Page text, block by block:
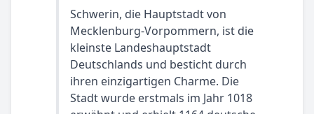
Schwerin, die Hauptstadt von
Mecklenburg-Vorpommern, ist die
kleinste Landeshauptstadt
Deutschlands und besticht durch
ihren einzigartigen Charme. Die
Stadt wurde erstmals im Jahr 1018